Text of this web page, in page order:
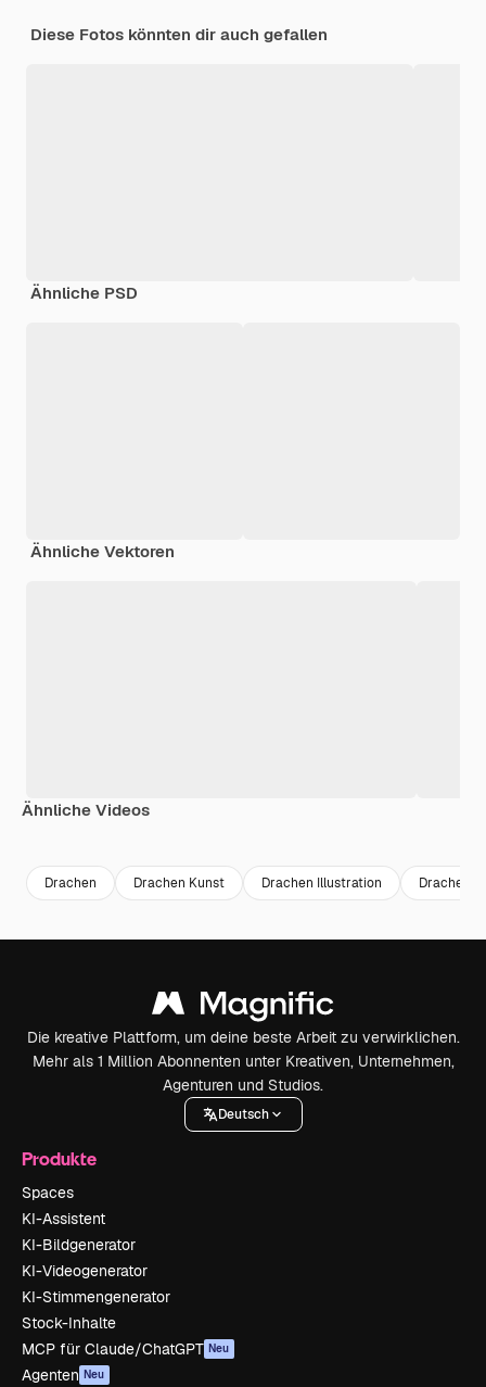
Diese Fotos könnten dir auch gefallen
Ähnliche PSD
Ähnliche Vektoren
Ähnliche Videos
Drachen Drachen Kunst Drachen Illustration
Die kreative Plattform, um deine beste Arbeit zu verwirklichen.
Mehr als 1 Million Abonnenten unter Kreativen, Unternehmen,
Agenturen und Studios.
Deutsch
Produkte
Spaces
KI-Assistent
KI-Bildgenerator
KI-Videogenerator
KI-Stimmengenerator
Stock-Inhalte
MCP für Claude/ChatGPT Neu
Agenten Neu